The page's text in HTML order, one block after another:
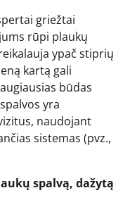
griežtai
rūpi plaukų
ypač stiprių
kartą gali
būdas
yra
naudojant
sistemas (pvz.,
spalvą, dažytą